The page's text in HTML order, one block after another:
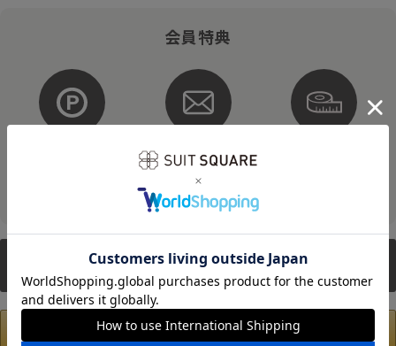
会員特典
メルマガ配信
そのほかにもさまざまなキャンペーンを予定しています。
新規会員登録